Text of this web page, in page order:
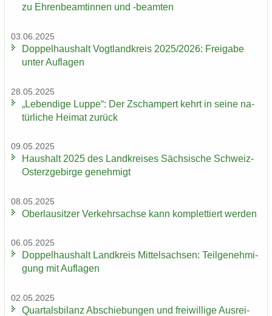
zu Eh­ren­be­am­tin­nen und -​beamten
03.06.2025
Dop­pel­haus­halt Vogt­land­kreis 2025/2026: Frei­ga­be
unter Auf­la­gen
28.05.2025
„Le­ben­di­ge Luppe“: Der Zscham­pert kehrt in seine na­
tür­li­che Hei­mat zu­rück
09.05.2025
Haus­halt 2025 des Land­krei­ses Säch­si­sche Schweiz-​
Osterzgebirge ge­neh­migt
08.05.2025
Ober­lau­sit­zer Ver­kehrs­ach­se kann kom­plet­tiert wer­den
06.05.2025
Dop­pel­haus­halt Land­kreis Mit­tel­sach­sen: Teil­ge­neh­mi­
gung mit Auf­la­gen
02.05.2025
Quar­tals­bi­lanz Ab­schie­bun­gen und frei­wil­li­ge Aus­rei­